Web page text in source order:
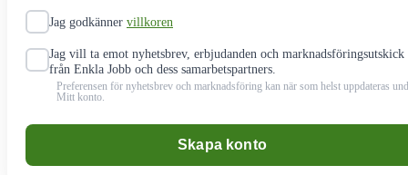
Jag godkänner villkoren
Jag vill ta emot nyhetsbrev, erbjudanden och marknadsföringsutskick
från Enkla Jobb och dess samarbetspartners.
Preferensen för nyhetsbrev och marknadsföring kan när som helst uppdateras
Mitt konto.